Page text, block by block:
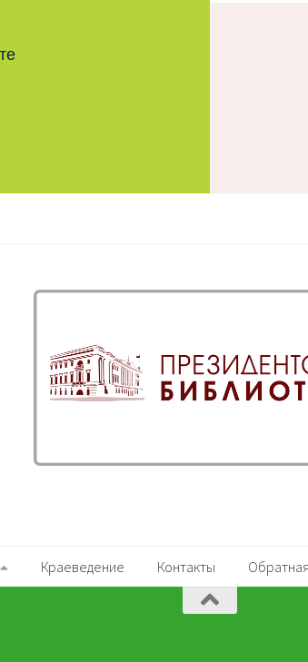
Краеведение Контакты